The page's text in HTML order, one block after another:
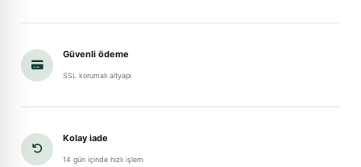
Güvenli ödeme
SSL korumalı altyapı
Kolay iade
14 gün içinde hızlı işlem